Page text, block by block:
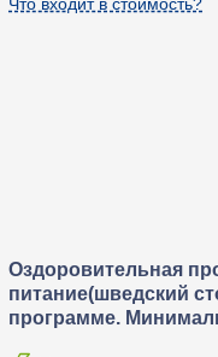
Оздоровительная
питание(шведский
программе.